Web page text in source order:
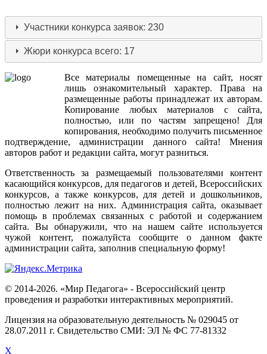
Участники конкурсазаявок: 230
Жюри конкурса всего: 17
Все материалы помещенные на сайт,носят
лишь
ознакомительный характер. Права
на
размещенные работы принадлежат их авторам.
Копирование
любых материалов с сайта,
полностью, или по частям запрещено! Для
копирования, необходимо получить письменное
подтверждение,администрации данного сайта! Мнения
авторов работ и редакции сайта, могут разниться.
Ответственность
за размещаемый пользователями
контент
касающийся конкурсов, для педагогов и детей, Всероссийских
конкурсов, а также конкурсов, для детей и дошкольников,
полностью лежит на них. Администрация сайта, оказывает
помощь в проблемах связанных с работой и содержанием
сайта. Вы обнаружили, что на нашем сайте используется
чужой
контент, пожалуйста сообщите о данном
факте
администрации сайта, заполнив специальную форму!
© 2014-2026. «Мир Педагога» - Всероссийский центр
проведения и разработки интерактивных мероприятий.
Лицензия на образовательную деятельность № 029045 от
28.07.2011 г. Свидетельство СМИ: ЭЛ № ФС 77-81332
X